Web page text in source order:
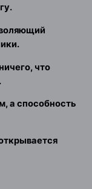
что
а способность